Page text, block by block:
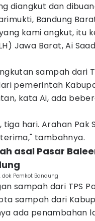
diangkut dan
Bandung
kami angkut, itu
Jawa Barat, Ai
sampah dari
pemerintah
kata Ai, ada
hari. Arahan Pak
tambahnya.
asal Pasar
Pemkot Bandung
sampah dari TPS
sampah dari
ada penambahan